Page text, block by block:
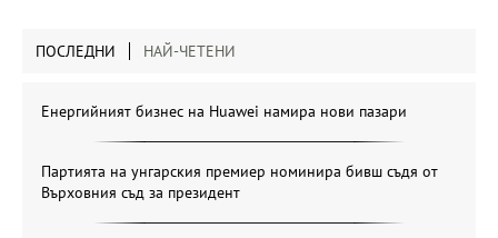
ПОСЛЕДНИ НАЙ-ЧЕТЕНИ
Енергийният бизнес на Huawei намира нови пазари
Партията на унгарския премиер номинира бивш съдя от
Върховния съд за президент